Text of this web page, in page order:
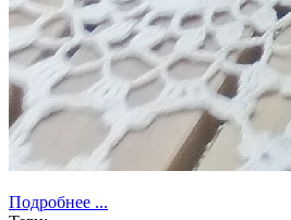
Подробнее ...